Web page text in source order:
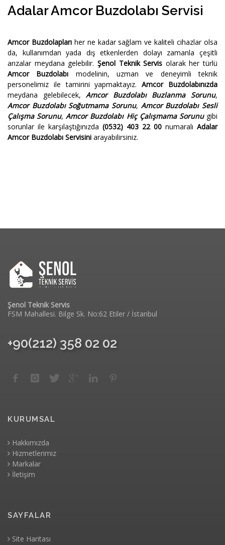
Adalar Amcor Buzdolabı Servisi
Amcor Buzdolaplarıher ne kadar sağlam ve kaliteli cihazlar olsa
da, kullanımdan yada dış etkenlerden dolayı zamanla çeşitli
arızalar meydana gelebilir. Şenol Teknik Servis olarak her türlü
Amcor Buzdolabı modelinin, uzman ve deneyimli teknik
personelimiz ile tamirini yapmaktayız.Amcor Buzdolabınızda
meydana gelebilecek,Amcor Buzdolabı Buzlanma Sorunu,
Amcor Buzdolabı Soğutmama Sorunu, Amcor Buzdolabı Sesli
Çalışma Sorunu,Amcor Buzdolabı Hiç Çalışmama Sorunugibi
sorunlar ile karşılaştığınızda (0532) 403 22 00 numaralı Adalar
Amcor Buzdolabı Servisini arayabilirsiniz.
Şenol Teknik Servis
FSM Mahallesi. Bilge Sk. No:62 Etiler / İstanbul
+90(212) 358 02 02
KURUMSAL
Hakkımızda
Hizmetlerimiz
Markalar
İletişim
SAYFALAR
Site Haritası